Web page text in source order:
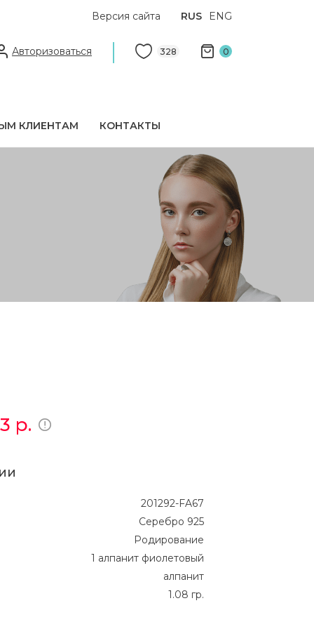
Версия сайта RUS ENG
Авторизоваться 328 0
КЛИЕНТАМ КОНТАКТЫ
р.
201292-FA67
Серебро 925
Родирование
1 алпанит фиолетовый
алпанит
1.08 гр.